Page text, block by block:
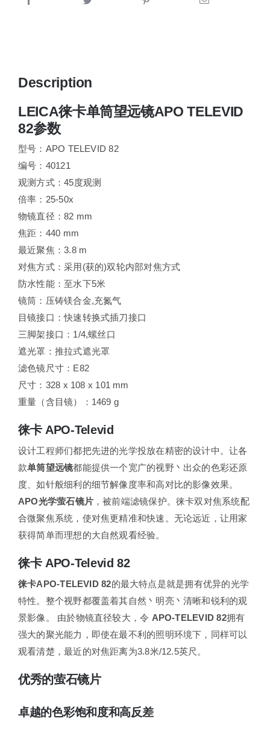
Description
LEICA徕卡单筒望远镜APO TELEVID
82参数
型号：APO TELEVID 82
编号：40121
观测方式：45度观测
倍率：25-50x
物镜直径：82 mm
焦距：440 mm
最近聚焦：3.8 m
对焦方式：采用(获的)双轮内部对焦方式
防水性能：至水下5米
镜筒：压铸镁合金,充氮气
目镜接口：快速转换式插刀接口
三脚架接口：1/4,螺丝口
遮光罩：推拉式遮光罩
滤色镜尺寸：E82
尺寸：328 x 108 x 101 mm
重量（含目镜）：1469 g
徕卡 APO-Televid
设计工程师们都把先进的光学投放在精密的设计中。让各
款单筒望远镜都能提供一个宽广的视野丶出众的色彩还原
度、如针般细利的细节解像度率和高对比的影像效果。
APO光学萤石镜片 ，被前端滤镜保护。徕卡双对焦系统配
合微聚焦系统，使对焦更精准和快速。无论远近，让用家
获得简单而理想的大自然观看经验。
徕卡 APO-Televid 82
徕卡APO-TELEVID 82的最大特点是就是拥有优异的光学
特性。整个视野都覆盖着其自然丶明亮丶清晰和锐利的观
景影像。 由於物镜直径较大，令 APO-TELEVID 82拥有
强大的聚光能力，即使在最不利的照明环境下，同样可以
观看清楚，最近的对焦距离为3.8米/12.5英尺。
优秀的萤石镜片
卓越的色彩饱和度和高反差